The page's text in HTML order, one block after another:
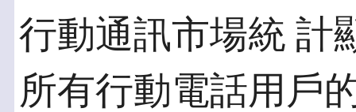
行動通訊市場統 計
所有行動電話用戶